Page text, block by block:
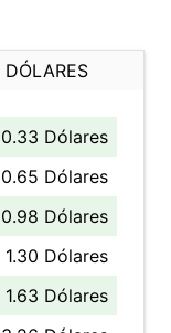
0.33 Dólares
0.65 Dólares
0.98 Dólares
1.30 Dólares
1.63 Dólares